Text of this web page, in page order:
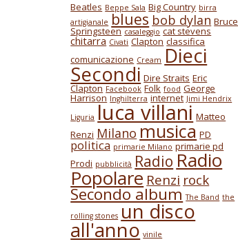
Beatles Beppe Sala Big Country birra
artigianale blues bob dylan Bruce
Springsteen casaleggio cat stevens
chitarra Civati Clapton classifica
comunicazione Cream Dieci
Secondi Dire Straits Eric
Clapton Facebook Folk food George
Harrison Inghilterra internet Jimi Hendrix
Liguria luca villani Matteo
Renzi Milano musica PD
politica primarie Milano primarie pd
Prodi pubblicità RadioRadio
Popolare Renzi rock
Secondo album The Band the
rolling stones un disco
all'anno vinile